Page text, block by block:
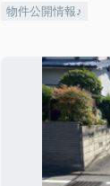
物件公開情報♪